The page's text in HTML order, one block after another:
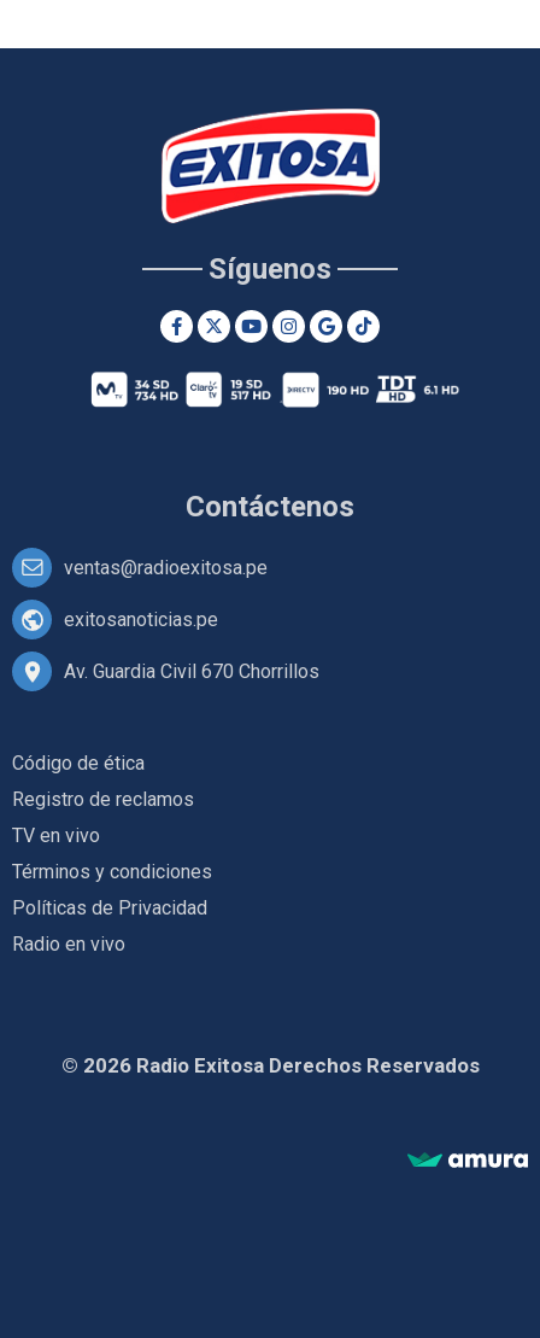
Contáctenos
ventas@radioexitosa.pe
exitosanoticias.pe
Av. Guardia Civil 670 Chorrillos
Síguenos
Código de ética
Registro de reclamos
TV en vivo
Términos y condiciones
Políticas de Privacidad
Radio en vivo
© 2026 Radio Exitosa Derechos Reservados